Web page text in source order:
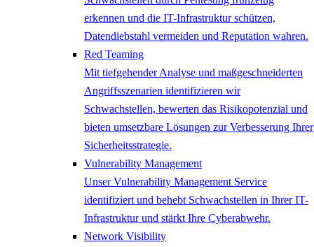
erkennen und die IT-Infrastruktur schützen,
Datendiebstahl vermeiden und Reputation wahren.
Red Teaming
Mit tiefgehender Analyse und maßgeschneiderten
Angriffsszenarien identifizieren wir
Schwachstellen, bewerten das Risikopotenzial und
bieten umsetzbare Lösungen zur Verbesserung Ihrer
Sicherheitsstrategie.
Vulnerability Management
Unser Vulnerability Management Service
identifiziert und behebt Schwachstellen in Ihrer IT-
Infrastruktur und stärkt Ihre Cyberabwehr.
Network ​Visibility